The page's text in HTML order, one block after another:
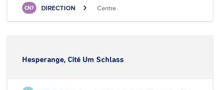
CN7 DIRECTION Centre
Hesperange, Cité Um Schlass